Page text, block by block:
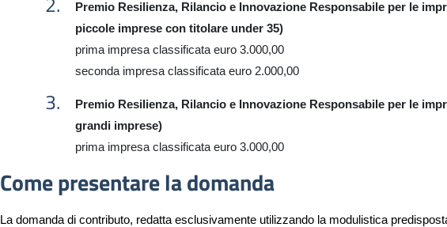
Premio Resilienza, Rilancio e Innovazione Responsabile per le
piccole imprese con titolare under 35)
prima impresa classificata euro 3.000,00
seconda impresa classificata euro 2.000,00
Premio Resilienza, Rilancio e Innovazione Responsabile per le
grandi imprese)
prima impresa classificata euro 3.000,00
Come presentare la domanda
La domanda di contributo, redatta esclusivamente utilizzando la modulistica